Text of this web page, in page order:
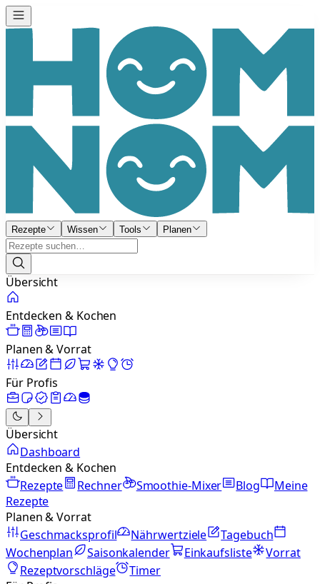
Rezepte Wissen Tools Planen
Übersicht
Entdecken & Kochen
Planen & Vorrat
Für Profis
Übersicht
Dashboard
Entdecken & Kochen
Rezepte
Rechner Smoothie-Mixer Blog
Meine
Rezepte
Planen & Vorrat
Geschmacksprofil
Nährwertziele
Tagebuch
Wochenplan
Saisonkalender Einkaufsliste
Vorrat
Rezeptvorschläge
Timer